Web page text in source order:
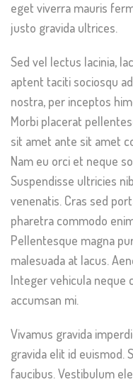
eget viverra mauris
justo gravida ultrices.
Sed vel lectus lacinia,
aptent taciti sociosqu
nostra, per inceptos
Morbi placerat
sit amet ante sit amet
Nam eu orci et neque
Suspendisse ultricies
venenatis. Cras sed
pharetra commodo
Pellentesque magna
malesuada at lacus.
Integer vehicula neque
accumsan mi.
Vivamus gravida
gravida elit id euismod.
faucibus. Vestibulum